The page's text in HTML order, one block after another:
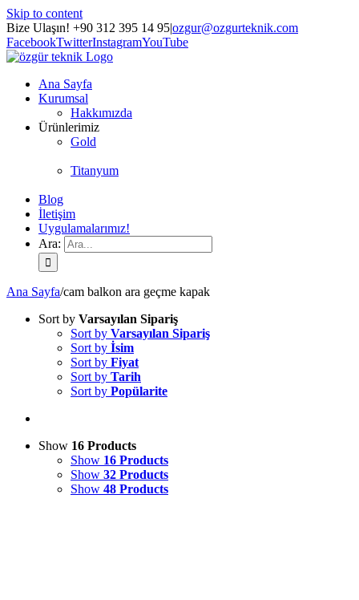
Skip to content
Bize Ulaşın! +90 312 395 14 95|ozgur@ozgurteknik.com
FacebookTwitterInstagramYouTube
Ana Sayfa
Kurumsal
Hakkımızda
Ürünlerimiz
Gold
Titanyum
Blog
İletişim
Uygulamalarımız!
Ara:
Ana Sayfa/cam balkon ara geçme kapak
Sort by Varsayılan Sipariş
Sort by Varsayılan Sipariş
Sort by İsim
Sort by Fiyat
Sort by Tarih
Sort by Popülarite
Show 16 Products
Show 16 Products
Show 32 Products
Show 48 Products